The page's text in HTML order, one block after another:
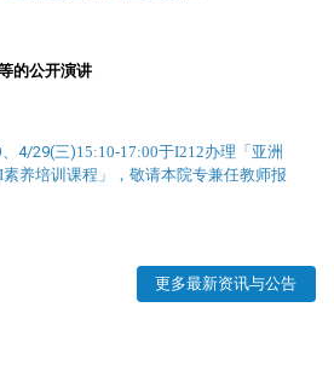
的公开演讲
、4/29(三)15:10-17:00于I212办理「 亚洲
养培训课程」
，敬请本院专兼任教师报
更多最新资讯与公告